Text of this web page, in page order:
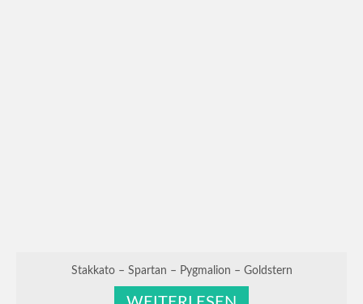
Stakkato – Spartan – Pygmalion – Goldstern